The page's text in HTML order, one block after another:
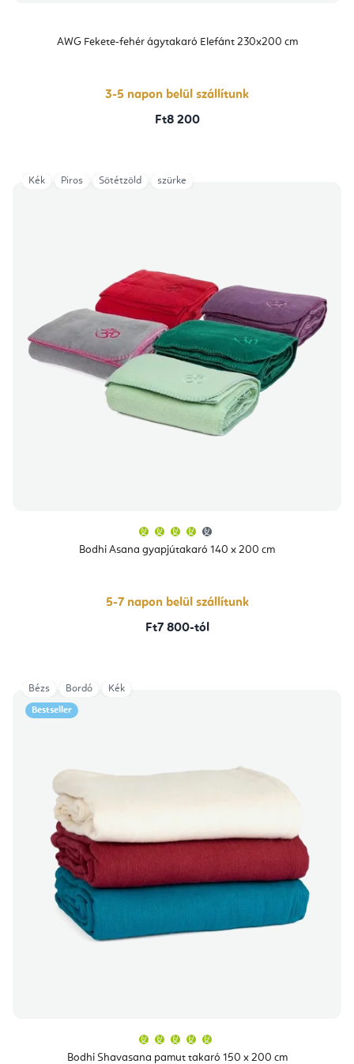
AWG Fekete-fehér ágytakaró Elefánt 230x200 cm
3-5 napon belül szállítunk
Ft8 200
Bodhi Asana gyapjútakaró 140 x 200 cm
átlagos
értékelése
csillag.
5-7 napon belül szállítunk
Ft7 800-tól
Kék Piros Sötétzöld szürke
Bestseller
Bodhi Shavasana pamut takaró 150 x 200 cm
átlagos
Bézs Bordó Kék